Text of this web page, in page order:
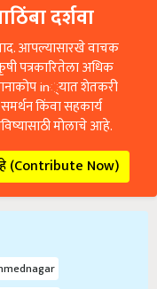
दर्शवा
आपल्यासारखे वाचक
पत्रकारितेला अधिक
in्यात शेतकरी
किंवा सहकार्य
मोलाचे आहे.
(Contribute Now)